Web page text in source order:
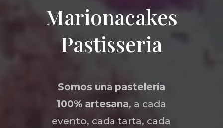
Marionacakes
Pastisseria
Somos una pastelería
100% artesana, a cada
evento, cada tarta, cada